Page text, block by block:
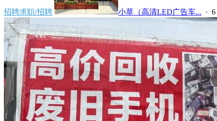
招聘求职/招聘 小草（高清LED广告车... ·